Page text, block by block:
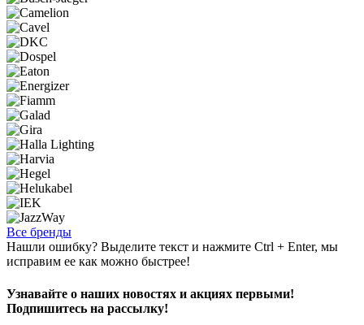
Все бренды
Нашли ошибку? Выделите текст и нажмите Ctrl + Enter, мы
исправим ее как можно быстрее!
Узнавайте о наших новостях и акциях первыми!
Подпишитесь на рассылку!